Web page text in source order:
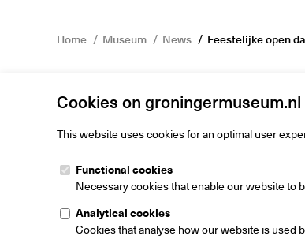
Cookies on groningermuseum.nl
This website uses cookies for an optimal user
Functional cookies
Necessary cookies that enable our website to
Analytical cookies
Cookies that analyse how our website is used
Home Museum News Feestelijke open